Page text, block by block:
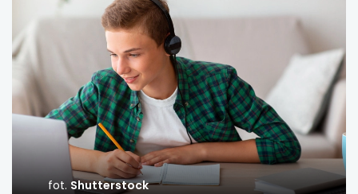
uwaga, link otwiera się w nowej karcie
uwaga, link otwiera się w nowej karcie
uwaga, link otwiera się w nowej karcie
uwaga, link otwiera się w nowej karcie
uwaga, link otwiera się w nowej karcie
fot. Shutterstock